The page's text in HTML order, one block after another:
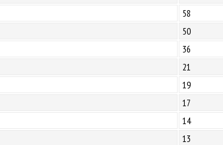
58
50
36
21
19
17
14
13